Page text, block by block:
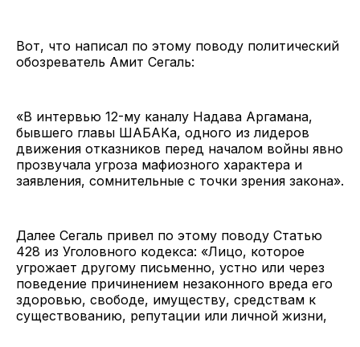
Вот, что написал по этому поводу политический
обозреватель Амит Сегаль:
«В интервью 12-му каналу Надава Аргамана,
бывшего главы ШАБАКа, одного из лидеров
движения отказников перед началом войны явно
прозвучала угроза мафиозного характера и
заявления, сомнительные с точки зрения закона».
Далее Сегаль привел по этому поводу Статью
428 из Уголовного кодекса: «Лицо, которое
угрожает другому письменно, устно или через
поведение причинением незаконного вреда его
здоровью, свободе, имуществу, средствам к
существованию, репутации или личной жизни,